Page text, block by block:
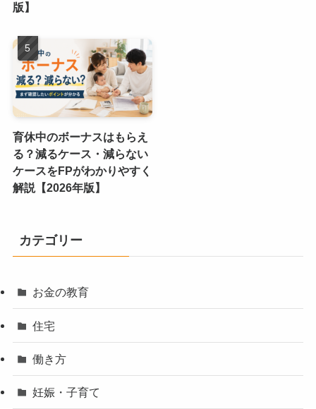
版】
育休中のボーナスはもらえ
る？減るケース・減らない
ケースをFPがわかりやすく
解説【2026年版】
カテゴリー
お金の教育
住宅
働き方
妊娠・子育て